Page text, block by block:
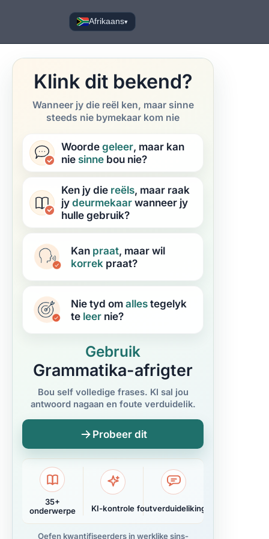
Afrikaans▾
Klink dit bekend?
Wanneer jy die reël ken, maar sinne
steeds nie bymekaar kom nie
Woordegeleer, maar kan
nie sinne bou nie?
Ken jy die reëls, maar raak
jydeurmekaarwanneer jy
hulle gebruik?
Kan praat, maar wil
korrek praat?
Nie tyd omallestegelyk
te leer nie?
Gebruik
Grammatika-afrigter
Bou self volledige frases. KI sal jou
antwoord nagaan en foute verduidelik.
Probeer dit
35+
onderwerpe
KI-kontrole foutverduidelikings
Oefen kwantifiseerders in werklike sins-